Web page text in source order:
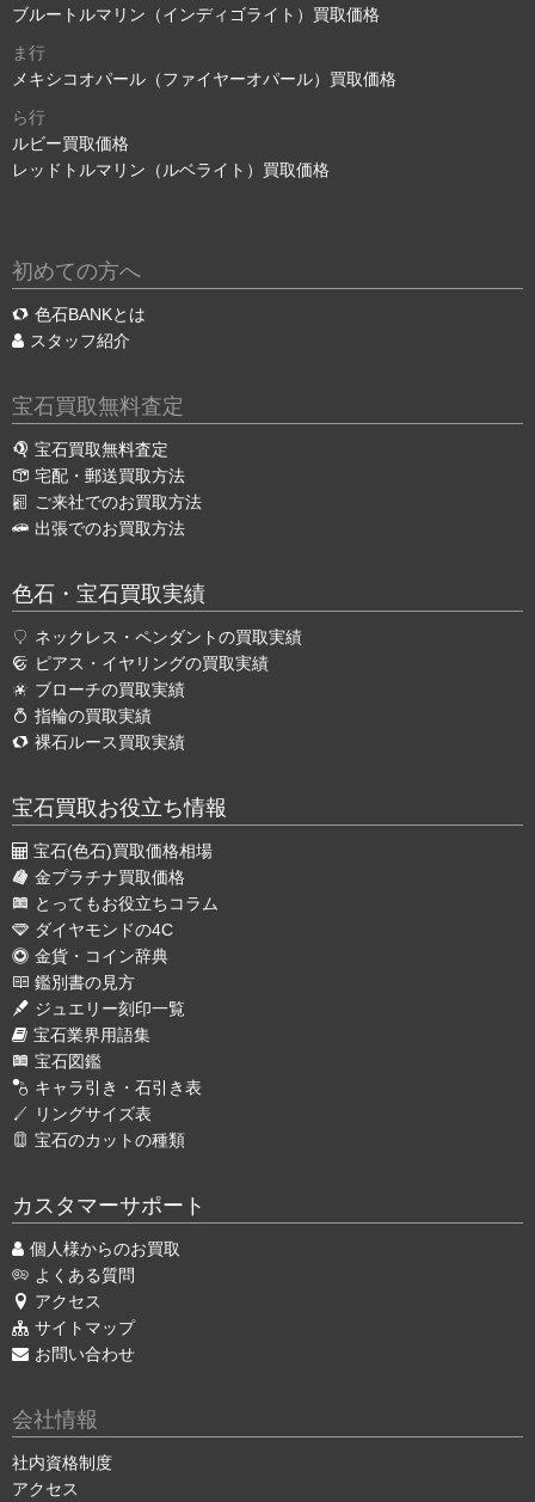
ブルートルマリン（インディゴライト）買取価格
ま行
メキシコオパール（ファイヤーオパール）買取価格
ら行
ルビー買取価格
レッドトルマリン（ルベライト）買取価格
初めての方へ
色石BANKとは
スタッフ紹介
宝石買取無料査定
宝石買取無料査定
宅配・郵送買取方法
ご来社でのお買取方法
出張でのお買取方法
色石・宝石買取実績
ネックレス・ペンダントの買取実績
ピアス・イヤリングの買取実績
ブローチの買取実績
指輪の買取実績
裸石ルース買取実績
宝石買取お役立ち情報
宝石(色石)買取価格相場
金プラチナ買取価格
とってもお役立ちコラム
ダイヤモンドの4C
金貨・コイン辞典
鑑別書の見方
ジュエリー刻印一覧
宝石業界用語集
宝石図鑑
キャラ引き・石引き表
リングサイズ表
宝石のカットの種類
カスタマーサポート
個人様からのお買取
よくある質問
アクセス
サイトマップ
お問い合わせ
会社情報
社内資格制度
アクセス